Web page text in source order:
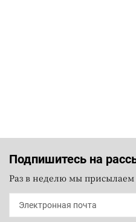
Подпишитесь на
Раз в неделю мы